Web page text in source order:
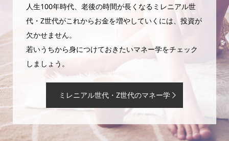
人生100年時代、老後の時間が長くなるミレニアル世
代・Z世代がこれからお金を増やしていくには、投資が
欠かせません。
若いうちから身につけておきたいマネー学をチェック
しましょう。
ミレニアル世代・Z世代のマネー学